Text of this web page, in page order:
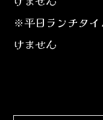
※平日ランチタ
けません